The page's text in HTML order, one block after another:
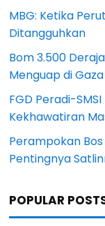
MBG: Ketika
Ditangguhkan
Bom 3.500
Menguap di Gaza
FGD Peradi-
Kekhawatiran
Perampokan
Pentingnya
POPULAR